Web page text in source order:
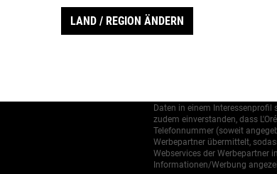
Hiermit willige ich in die
Kiehl´s sowie die weiteren
und der der L’Oréal Österreich
Werbung per E-Mail
Informationen zu erhalten,
meine Reaktionen auf
Interaktionen bei der Nutzung
Daten zu angesehenen/
Warenkorb, eingelöste
Daten in einem Interessenprofil
zudem einverstanden, dass
Telefonnummer (soweit
Werbepartner übermittelt,
Webservices der Werbepartner
Informationen/Werbung
LAND / REGION ÄNDERN